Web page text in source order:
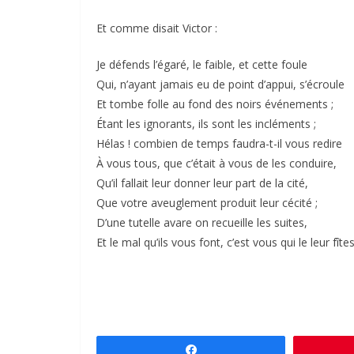
Et comme disait Victor :
Je défends l’égaré, le faible, et cette foule
Qui, n’ayant jamais eu de point d’appui, s’écroule
Et tombe folle au fond des noirs événements ;
Étant les ignorants, ils sont les incléments ;
Hélas ! combien de temps faudra-t-il vous redire
À vous tous, que c’était à vous de les conduire,
Qu’il fallait leur donner leur part de la cité,
Que votre aveuglement produit leur cécité ;
D’une tutelle avare on recueille les suites,
Et le mal qu’ils vous font, c’est vous qui le leur